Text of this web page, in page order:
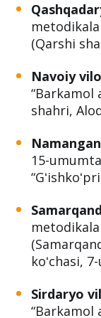
(Qarshi
Navoiy
“Barkamol
shahri,
15-
koʻchasi,
Sirdaryo
“Barkamol